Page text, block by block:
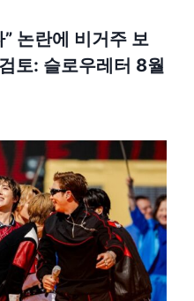
논란에 비거주 보
토: 슬로우레터 8월